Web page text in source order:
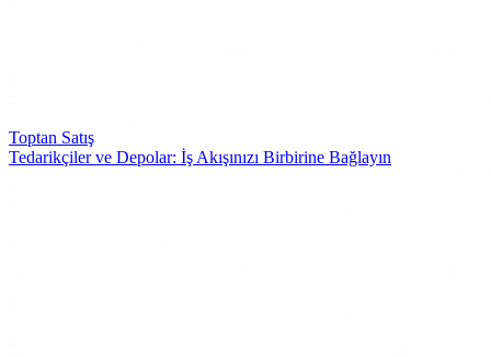
Toptan Satış
Tedarikçiler ve Depolar: İş Akışınızı Birbirine Bağlayın